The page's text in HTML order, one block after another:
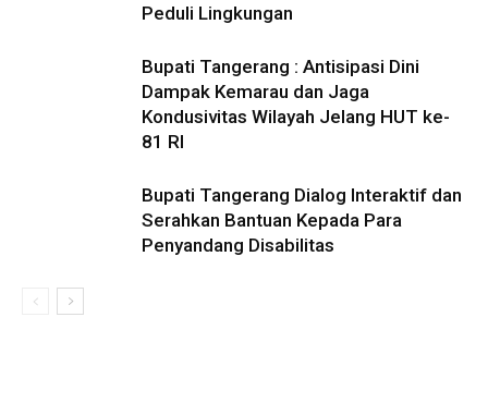
Peduli Lingkungan
Bupati Tangerang : Antisipasi Dini
Dampak Kemarau dan Jaga
Kondusivitas Wilayah Jelang HUT ke-
81 RI
Bupati Tangerang Dialog Interaktif dan
Serahkan Bantuan Kepada Para
Penyandang Disabilitas